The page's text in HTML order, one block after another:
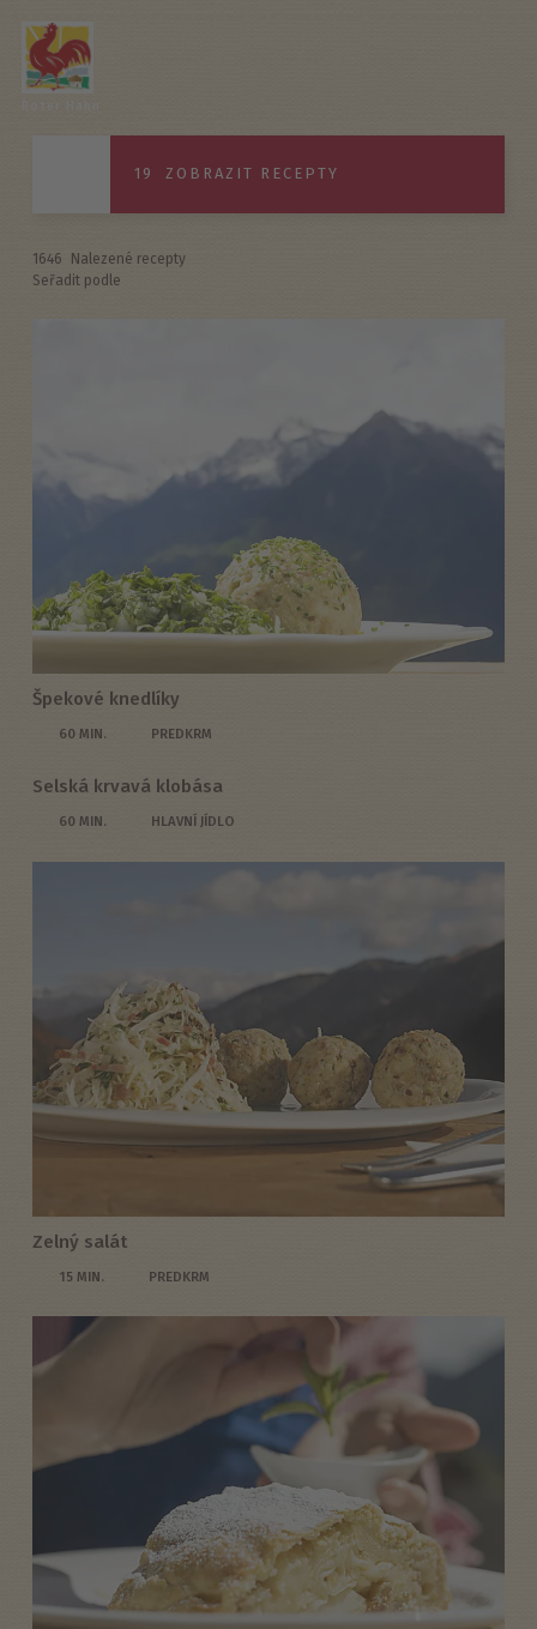
19 ZOBRAZIT RECEPTY
1646
Nalezené recepty
Seřadit podle
Špekové knedlíky
60 MIN. PREDKRM
Selská krvavá klobása
60 MIN. HLAVNÍ JÍDLO
Zelný salát
15 MIN. PREDKRM